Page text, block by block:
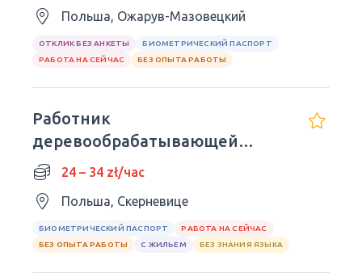
Польша, Ожарув-Мазовецкий
ОТКЛИК БЕЗ АНКЕТЫ
БИОМЕТРИЧЕСКИЙ ПАСПОРТ
РАБОТА НА СЕЙЧАС
БЕЗ ОПЫТА РАБОТЫ
Работник
деревообрабатывающей
продукции
24 – 34 zł/час
Польша, Скерневице
БИОМЕТРИЧЕСКИЙ ПАСПОРТ
РАБОТА НА СЕЙЧАС
БЕЗ ОПЫТА РАБОТЫ
С ЖИЛЬЕМ БЕЗ ЗНАНИЯ ЯЗЫКА